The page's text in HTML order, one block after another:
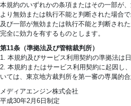
本規約のいずれかの条項またはその一部が
より無効または執行不能と判断された場合
及び一部が無効または執行不能と判断され
完全に効力を有するものとします。
第11条（準拠法及び管轄裁判所）
1. 本規約及びサービス利用契約の準拠法は日
2. 本規約またはサービス利用契約に起因し
いては、東京地方裁判所を第一審の専属的
メディアエンジン株式会社
平成30年2月6日制定